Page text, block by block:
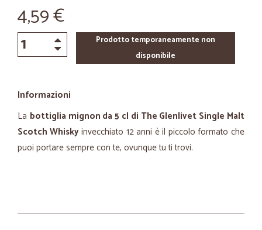
4,59 €
Prodotto temporaneamente non
disponibile
Informazioni
La bottiglia mignon da 5 cl di The Glenlivet Single Malt
Scotch Whiskyinvecchiato 12 anni è il piccolo formato che
puoi portare sempre con te, ovunque tu ti trovi.